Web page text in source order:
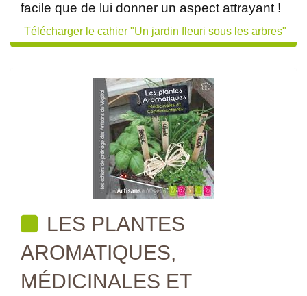
facile que de lui donner un aspect attrayant !
Télécharger le cahier "Un jardin fleuri sous les arbres"
LES PLANTES
AROMATIQUES,
MÉDICINALES ET